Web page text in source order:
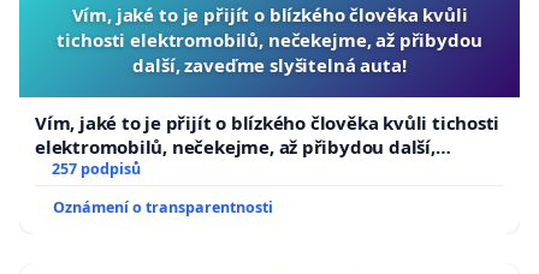
Vím, jaké to je přijít o blízkého člověka kvůli
tichosti elektromobilů, nečekejme, až přibydou
další, zaveďme slyšitelná auta!
Vím, jaké to je přijít o blízkého člověka kvůli tichosti
elektromobilů, nečekejme, až přibydou další,
zaveďme slyšitelná auta!
257 podpisů
Oznámení o transparentnosti